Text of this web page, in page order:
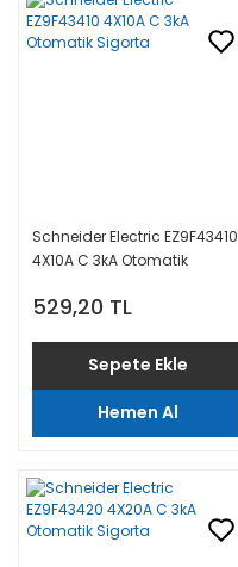
Schneider Electric EZ9F43410
4X10A C 3kA Otomatik
529,20 TL
Sepete Ekle
Hemen Al